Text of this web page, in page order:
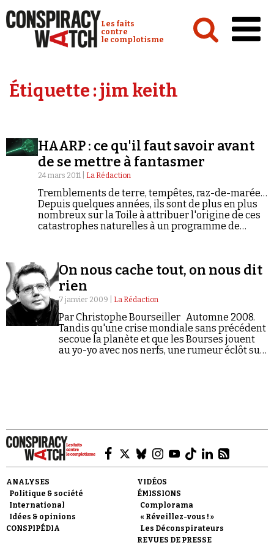
Conspiracy Watch :
Les faits
contre
le complotisme
Analyses
Vidéos
Émissions
Revues de presse
Newsletter
Demander à Vera
Étiquette :jim keith
HAARP : ce qu'il faut savoir avant
de se mettre à fantasmer
24 mars 2011 | La Rédaction
Tremblements de terre, tempêtes, raz-de-marée…
Depuis quelques années, ils sont de plus en plus
nombreux sur la Toile à attribuer l'origine de ces
catastrophes naturelles à un programme de
européen en est-il arrivé à se faire l'écho des
thèses les plus extrémistes sur HAARP ?
On nous cache tout, on nous dit
rien
7 janvier 2009 | La Rédaction
Par Christophe Bourseiller Automne 2008.
Tandis qu'une crise mondiale sans précédent
secoue la planète et que les Bourses jouent
au yo-yo avec nos nerfs, une rumeur éclôt sur
ANALYSES
Politique & société
International
Idées & opinions
CONSPIPÉDIA
VIDÉOS
ÉMISSIONS
Complorama
« Réveillez-vous ! »
Les Déconspirateurs
REVUES DE PRESSE